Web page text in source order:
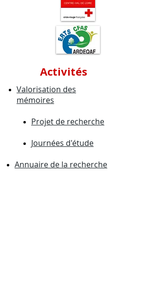
Activités
Valorisation des
mémoires
Projet de recherche
Journées d'étude
Annuaire de la recherche